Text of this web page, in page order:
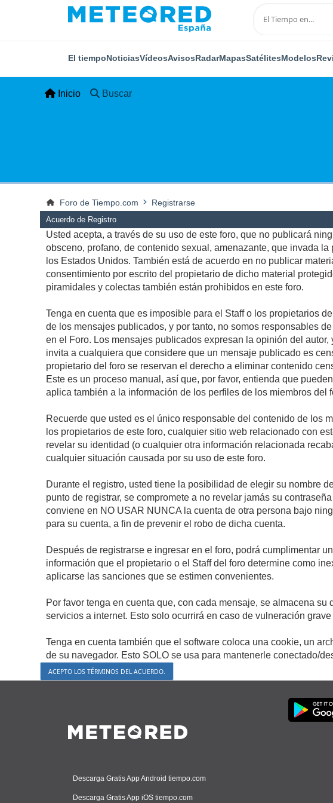
El tiempoNoticiasVídeosAvisosRadarMapasSatélitesModelos
Inicio Buscar
Foro de Tiempo.com Registrarse
Acuerdo de Registro
Usted acepta, a través de su uso de este foro, que no publicará
obsceno, profano, de contenido sexual, amenazante, que invada
los Estados Unidos. También está de acuerdo en no publicar
consentimiento por escrito del propietario de dicho material
piramidales y colectas también están prohibidos en este foro.
Tenga en cuenta que es imposible para el Staff o los propietarios
de los mensajes publicados, y por tanto, no somos responsables
en el Foro. Los mensajes publicados expresan la opinión del
invita a cualquiera que considere que un mensaje publicado es
propietario del foro se reservan el derecho a eliminar contenido
Este es un proceso manual, así que, por favor, entienda que
aplica también a la información de los perfiles de los miembros del
Recuerde que usted es el único responsable del contenido de los
los propietarios de este foro, cualquier sitio web relacionado con
revelar su identidad (o cualquier otra información relacionada
cualquier situación causada por su uso de este foro.
Durante el registro, usted tiene la posibilidad de elegir su nombre
punto de registrar, se compromete a no revelar jamás su
conviene en NO USAR NUNCA la cuenta de otra persona bajo
para su cuenta, a fin de prevenir el robo de dicha cuenta.
Después de registrarse e ingresar en el foro, podrá cumplimentar
información que el propietario o el Staff del foro determine como
aplicarse las sanciones que se estimen convenientes.
Por favor tenga en cuenta que, con cada mensaje, se almacena
servicios a internet. Esto solo ocurrirá en caso de vulneración
Tenga en cuenta también que el software coloca una cookie, un
de su navegador. Esto SOLO se usa para mantenerle conectado/
Descarga Gratis App Android tiempo.com
Descarga Gratis App iOS tiempo.com